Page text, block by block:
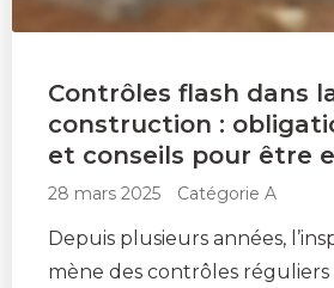
Contrôles flash dans
construction :
et conseils pour être
28 mars 2025 Catégorie A
Depuis plusieurs années,
mène des contrôles